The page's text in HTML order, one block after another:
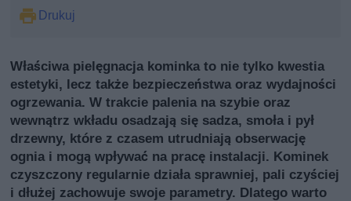
Drukuj
Właściwa pielęgnacja kominka to nie tylko kwestia
estetyki, lecz także bezpieczeństwa oraz wydajności
ogrzewania. W trakcie palenia na szybie oraz
wewnątrz wkładu osadzają się sadza, smoła i pył
drzewny, które z czasem utrudniają obserwację
ognia i mogą wpływać na pracę instalacji. Kominek
czyszczony regularnie działa sprawniej, pali czyściej
i dłużej zachowuje swoje parametry. Dlatego warto